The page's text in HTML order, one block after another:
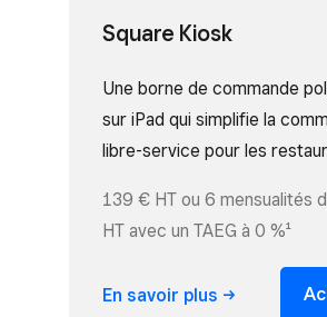
Square Kiosk
Une borne de commande
sur iPad qui simplifie la
libre-service pour les
139 € HT ou 6 mensualités
HT avec un TAEG à 0 %¹
En savoir plus